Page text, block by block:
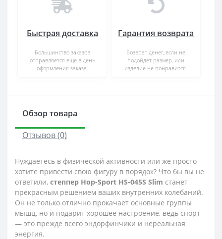
Быстрая доставка
Большинство заказов
отправляется еще в день
оформления заказа.
Гарантия возврата
Возврат денег, если не
подойдет размер, или
изделие не понравится.
Обзор товара
Отзывов (0)
Нуждаетесь в физической активности или же просто
хотите привести свою фигуру в порядок? Что бы вы не
ответили, степпер Hop-Sport HS-045S Slim станет
прекрасным решением ваших внутренних колебаний.
Он не только отлично прокачает основные группы
мышц, но и подарит хорошее настроение, ведь спорт
— это прежде всего эндорфинчики и нереальная
энергия.